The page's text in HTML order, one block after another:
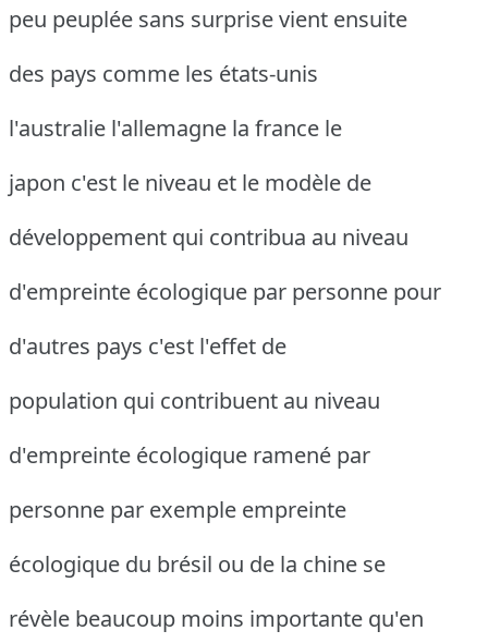
peu peuplée sans surprise vient ensuite
des pays comme les états-unis
l'australie l'allemagne la france le
japon c'est le niveau et le modèle de
développement qui contribua au niveau
d'empreinte écologique par personne pour
d'autres pays c'est l'effet de
population qui contribuent au niveau
d'empreinte écologique ramené par
personne par exemple empreinte
écologique du brésil ou de la chine se
révèle beaucoup moins importante qu'en